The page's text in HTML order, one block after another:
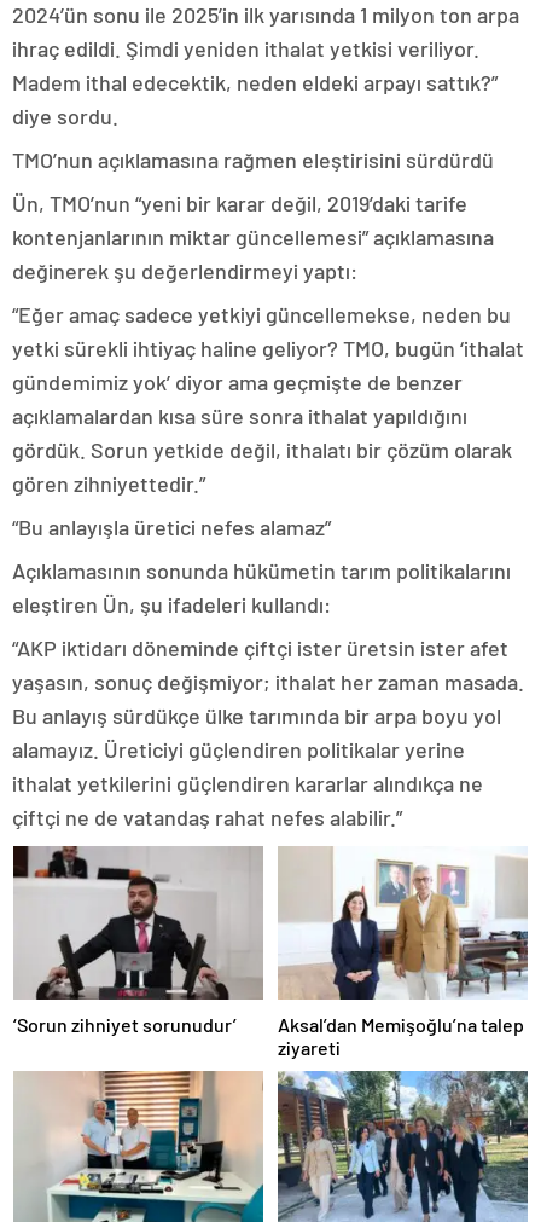
2024’ün sonu ile 2025’in ilk yarısında 1 milyon ton arpa
ihraç edildi. Şimdi yeniden ithalat yetkisi veriliyor.
Madem ithal edecektik, neden eldeki arpayı sattık?”
diye sordu.
TMO’nun açıklamasına rağmen eleştirisini sürdürdü
Ün, TMO’nun “yeni bir karar değil, 2019’daki tarife
kontenjanlarının miktar güncellemesi” açıklamasına
değinerek şu değerlendirmeyi yaptı:
“Eğer amaç sadece yetkiyi güncellemekse, neden bu
yetki sürekli ihtiyaç haline geliyor? TMO, bugün ‘ithalat
gündemimiz yok’ diyor ama geçmişte de benzer
açıklamalardan kısa süre sonra ithalat yapıldığını
gördük. Sorun yetkide değil, ithalatı bir çözüm olarak
gören zihniyettedir.”
“Bu anlayışla üretici nefes alamaz”
Açıklamasının sonunda hükümetin tarım politikalarını
eleştiren Ün, şu ifadeleri kullandı:
“AKP iktidarı döneminde çiftçi ister üretsin ister afet
yaşasın, sonuç değişmiyor; ithalat her zaman masada.
Bu anlayış sürdükçe ülke tarımında bir arpa boyu yol
alamayız. Üreticiyi güçlendiren politikalar yerine
ithalat yetkilerini güçlendiren kararlar alındıkça ne
çiftçi ne de vatandaş rahat nefes alabilir.”
‘Sorun zihniyet sorunudur’
Aksal’dan Memişoğlu’na talep
ziyareti